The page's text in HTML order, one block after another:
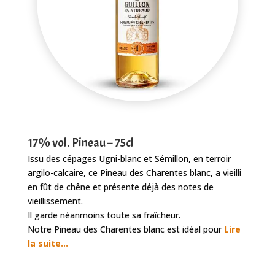
17% vol. Pineau – 75cl
Issu des cépages Ugni-blanc et Sémillon, en terroir
argilo-calcaire, ce Pineau des Charentes blanc, a vieilli
en fût de chêne et présente déjà des notes de
vieillissement.
Il garde néanmoins toute sa fraîcheur.
Notre Pineau des Charentes blanc est idéal pour Lire
la suite…